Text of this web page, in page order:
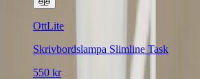
OttLite
Skrivbordslampa Slimline Task
550 kr